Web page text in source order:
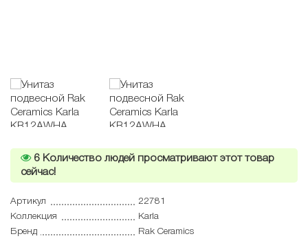
6 Количество людей просматривают этот товар
сейчас!
Артикул
22781
Коллекция
Karla
Бренд
Rak Ceramics